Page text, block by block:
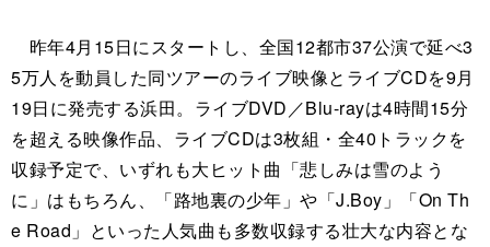
昨年4月15日にスタートし、全国12都市37公演で延べ3
5万人を動員した同ツアーのライブ映像とライブCDを9月
19日に発売する浜田。ライブDVD／Blu-rayは4時間15分
を超える映像作品、ライブCDは3枚組・全40トラックを
収録予定で、いずれも大ヒット曲「悲しみは雪のよう
に」はもちろん、「路地裏の少年」や「J.Boy」「On Th
e Road」といった人気曲も多数収録する壮大な内容とな